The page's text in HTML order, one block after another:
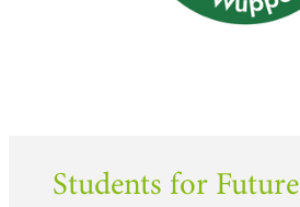
Students for Future